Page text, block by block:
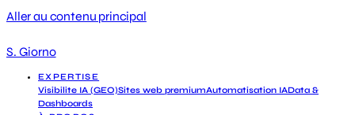
Aller au contenu principal
S. Giorno
EXPERTISE
Visibilite IA (GEO)Sites web premiumAutomatisation IAData &
Dashboards